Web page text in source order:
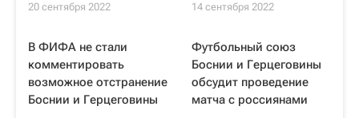
20 сентября 2022 14 сентября 2022
В ФИФА не стали
комментировать
возможное отстранение
Боснии и Герцеговины
Футбольный союз
Боснии и Герцеговины
обсудит проведение
матча с россиянами